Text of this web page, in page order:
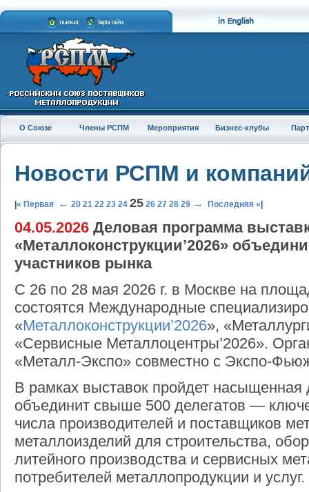
О Союзе Члены РСПМ Мероприятия Бизнес-клубы
Новости РСПМ и
« Первая ← 20 21 22 23 24 25 26 27 28 29 → Последняя »
04.05.2026 Деловая программа
«Металлоконструкции’2026»
участников рынка
С 26 по 28 мая 2026 г. в Москве на
состоятся Международные
«Металлоконструкции’2026»,
«Сервисные Металлоцентры’2026».
«Металл-Экспо» совместно с Экспо-
В рамках выставок пройдет насыщенная
объединит свыше 500 делегатов —
числа производителей и поставщиков
металлоизделий для строительства,
литейного производства и сервисных
потребителей металлопродукции и услуг.